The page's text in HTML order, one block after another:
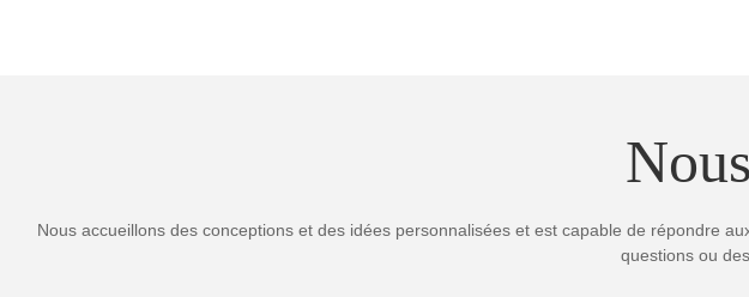
Nous accueillons des conceptions et des idées personnalisées et est capable de répondre
questions ou